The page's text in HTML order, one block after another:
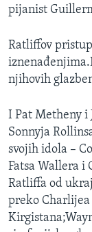
pijanist
Ratliffov
njihovih
I Pat Metheny i
Sonnyja
svojih idola –
Fatsa Wallera i
Ratliffa od
preko Charlijea